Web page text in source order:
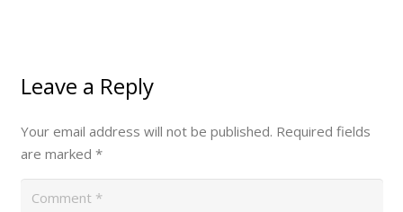
Leave a Reply
Your email address will not be published. Required fields
are marked *